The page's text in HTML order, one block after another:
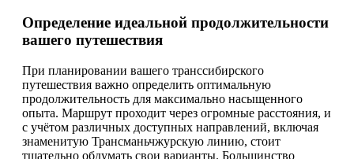
Определение идеальной продолжительности
вашего путешествия
При планировании вашего транссибирского
путешествия важно определить оптимальную
продолжительность для максимально насыщенного
опыта. Маршрут проходит через огромные расстояния, и
с учётом различных доступных направлений, включая
знаменитую Трансманьчжурскую линию, стоит
тщательно обдумать свои варианты. Большинство